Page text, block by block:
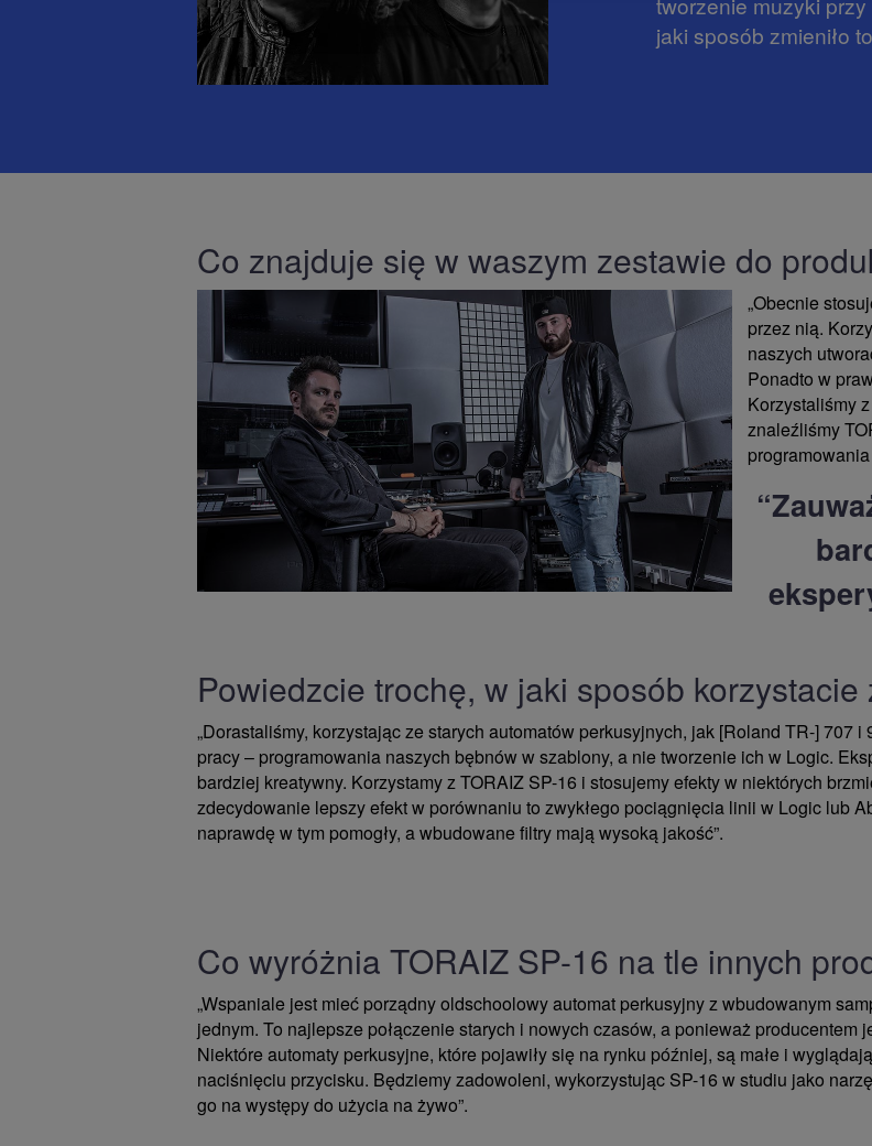
jaki sposób zmieniło
Co znajduje się w waszym zestawie do
„Obecnie
przez nią.
naszych
Ponadto w
Korzystaliśmy
znaleźliśmy
Powiedzcie trochę, w jaki sposób
„Dorastaliśmy, korzystając ze starych automatów perkusyjnych, jak [Roland TR-] 707
pracy – programowania naszych bębnów w szablony, a nie tworzenie ich w Logic.
bardziej kreatywny. Korzystamy z TORAIZ SP-16 i stosujemy efekty w niektórych
zdecydowanie lepszy efekt w porównaniu to zwykłego pociągnięcia linii w Logic lub
naprawdę w tym pomogły, a wbudowane filtry mają wysoką jakość”.
Co wyróżnia TORAIZ SP-16 na tle innych
„Wspaniale jest mieć porządny oldschoolowy automat perkusyjny z wbudowanym
jednym. To najlepsze połączenie starych i nowych czasów, a ponieważ
Niektóre automaty perkusyjne, które pojawiły się na rynku później, są małe i
naciśnięciu przycisku. Będziemy zadowoleni, wykorzystując SP-16 w studiu jako
go na występy do użycia na żywo”.